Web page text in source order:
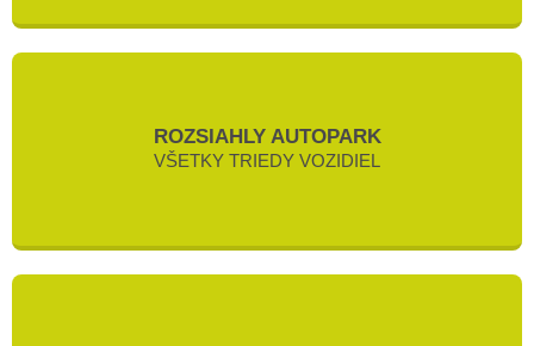
ROZSIAHLY AUTOPARK
VŠETKY TRIEDY VOZIDIEL